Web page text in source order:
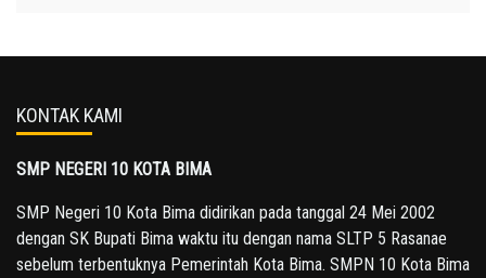
KONTAK KAMI
SMP NEGERI 10 KOTA BIMA
SMP Negeri 10 Kota Bima didirikan pada tanggal 24 Mei 2002
dengan SK Bupati Bima waktu itu dengan nama SLTP 5 Rasanae
sebelum terbentuknya Pemerintah Kota Bima. SMPN 10 Kota Bima